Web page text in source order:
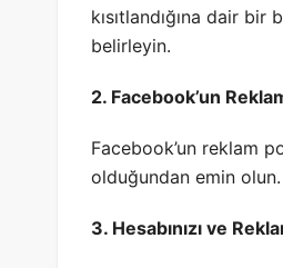
kısıtlandığına dair
belirleyin.
2. Facebook’un
Facebook’un reklam
olduğundan emin olun.
3. Hesabınızı ve